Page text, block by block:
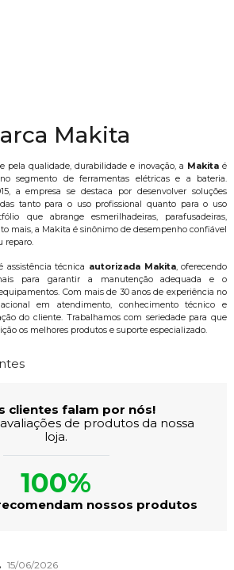
Makita
pela qualidade, durabilidade e inovação, a Makita é
segmento de ferramentas elétricas e a bateria.
a empresa se destaca por desenvolver soluções
tanto para o uso profissional quanto para o uso
que abrange esmerilhadeiras, parafusadeiras,
mais, a Makita é sinônimo de desempenho confiável
reparo.
assistência técnica autorizada Makita, oferecendo
para garantir a manutenção adequada e o
Com mais de 30 anos de experiência no
em atendimento, conhecimento técnico e
do cliente. Trabalhamos com seriedade para que
os melhores produtos e suporte especializado.
clientes falam por nós!
de produtos da nossa
loja.
100%
nossos produtos
15/06/2026